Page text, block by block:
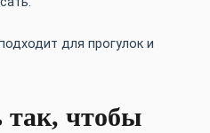
для прогулок и
так, чтобы